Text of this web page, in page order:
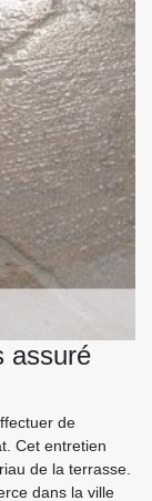
assuré
de
Cet entretien
de la terrasse.
dans la ville